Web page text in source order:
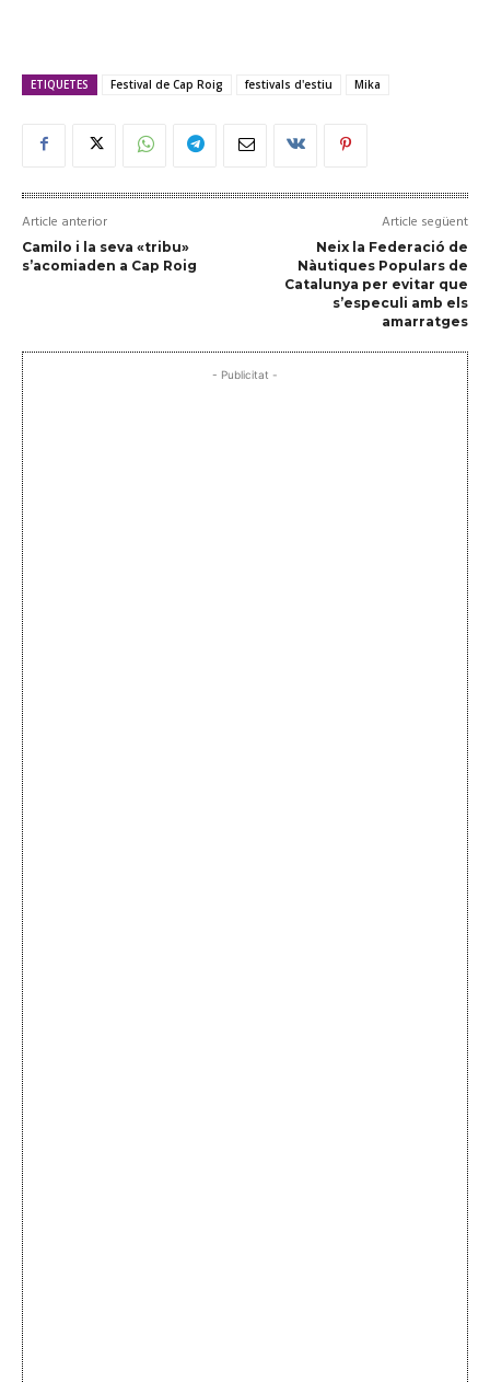
ETIQUETES Festival de Cap Roig festivals d'estiu Mika
Article anterior
Camilo i la seva «tribu»
s’acomiaden a Cap Roig
Article següent
Neix la Federació de
Nàutiques Populars de
Catalunya per evitar que
s’especuli amb els
amarratges
- Publicitat -